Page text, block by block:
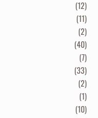
(12)
(11)
(2)
(40)
(7)
(33)
(2)
(1)
(10)